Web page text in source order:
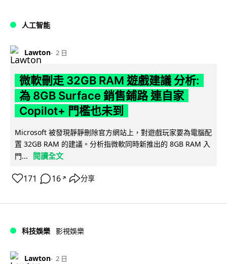
人工智能
Lawton 2 日
微軟刪走 32GB RAM 遊戲建議 分析:
為 8GB Surface 銷售鋪路 連自家
Copilot+ 門檻也未到
Microsoft 被發現靜靜刪除官方網站上，對遊戲玩家要為電腦配
置 32GB RAM 的建議。分析指微軟同時新推出的 8GB RAM 入
門...
閱讀全文
171 16 ↗ 分享
科技娛樂 影視娛樂
Lawton 2 日